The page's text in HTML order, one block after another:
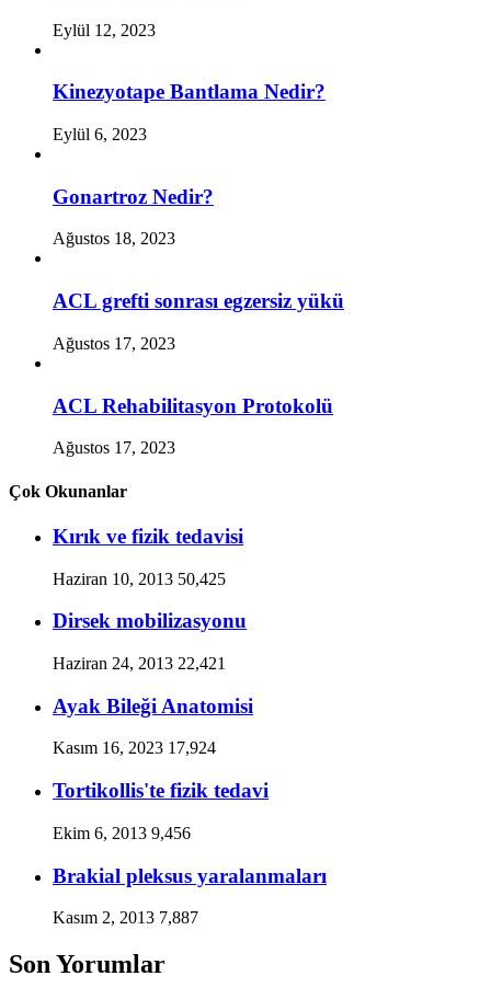
Eylül 12, 2023
Kinezyotape Bantlama Nedir?
Eylül 6, 2023
Gonartroz Nedir?
Ağustos 18, 2023
ACL grefti sonrası egzersiz yükü
Ağustos 17, 2023
ACL Rehabilitasyon Protokolü
Ağustos 17, 2023
Çok Okunanlar
Kırık ve fizik tedavisi
Haziran 10, 2013 50,425
Dirsek mobilizasyonu
Haziran 24, 2013 22,421
Ayak Bileği Anatomisi
Kasım 16, 2023 17,924
Tortikollis'te fizik tedavi
Ekim 6, 2013 9,456
Brakial pleksus yaralanmaları
Kasım 2, 2013 7,887
Son Yorumlar